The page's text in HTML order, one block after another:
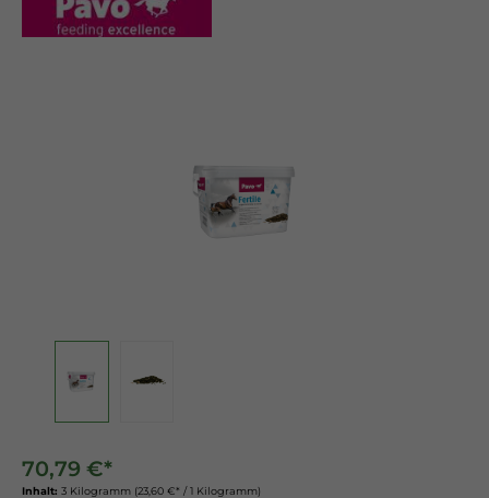
70,79 €*
Inhalt: 3 Kilogramm (23,60 €* / 1 Kilogramm)